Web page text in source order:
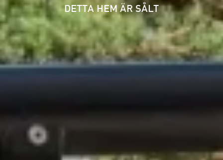
DETTA HEM ÄR SÅLT